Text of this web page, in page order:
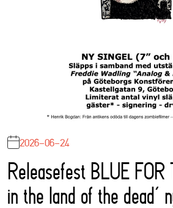
2026-06-24
Releasefest BLUE FOR
in the land of the dead’